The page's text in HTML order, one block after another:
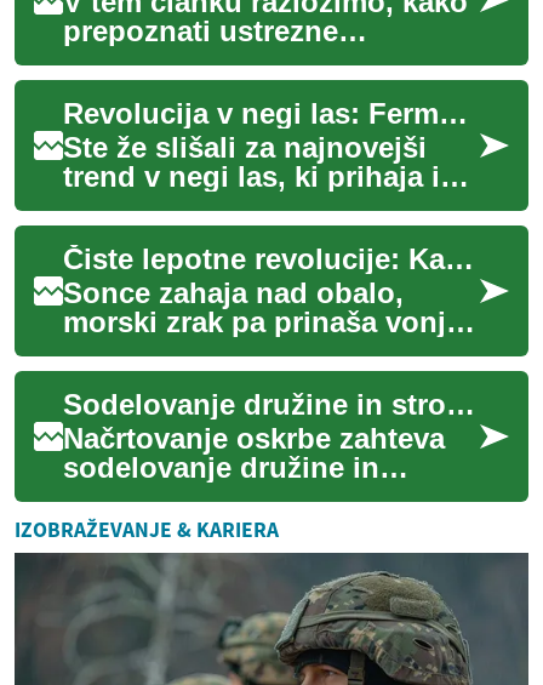
prepoznati ustrezne
zdravstvene storitve v
različnih bivalnih okoljih —
od neodvisnega b...
Revolucija v negi las: Fermentirana nega las
Ste že slišali za najnovejši
trend v negi las, ki prihaja iz
Južne Koreje? Fermentirana
nega las obljublja, da bo rev...
Čiste lepotne revolucije: Kako sol preoblikuje nego kože
Sonce zahaja nad obalo,
morski zrak pa prinaša vonj
po soli in svežini. Toda ali ste
vedeli, da ta ista sol, ki jo
ču...
Sodelovanje družine in strokovnjakov pri načrtovanju oskrbe
Načrtovanje oskrbe zahteva
sodelovanje družine in
strokovnjakov, da se zagotovi
varnost, dostopnost in dobro
počutje ...
IZOBRAŽEVANJE & KARIERA